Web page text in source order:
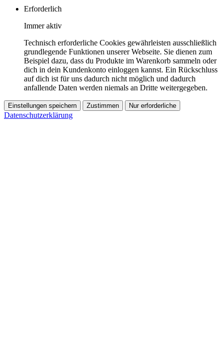
Erforderlich
Immer aktiv
Technisch erforderliche Cookies gewährleisten ausschließlich
grundlegende Funktionen unserer Webseite. Sie dienen zum
Beispiel dazu, dass du Produkte im Warenkorb sammeln oder
dich in dein Kundenkonto einloggen kannst. Ein Rückschluss
auf dich ist für uns dadurch nicht möglich und dadurch
anfallende Daten werden niemals an Dritte weitergegeben.
Einstellungen speichern Zustimmen Nur erforderliche
Datenschutzerklärung